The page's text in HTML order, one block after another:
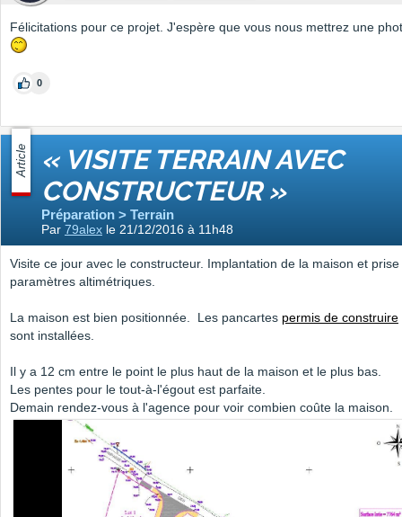
Félicitations pour ce projet. J'espère que vous nous mettrez une
0
Article « VISITE TERRAIN AVEC
CONSTRUCTEUR »
Préparation > Terrain
Par 79alex le 21/12/2016 à 11h48
Visite ce jour avec le constructeur. Implantation de la maison et prise
paramètres altimétriques.
La maison est bien positionnée. Les pancartes permis de construire
sont installées.
Il y a 12 cm entre le point le plus haut de la maison et le plus bas.
Les pentes pour le tout-à-l'égout est parfaite.
Demain rendez-vous à l'agence pour voir combien coûte la maison.